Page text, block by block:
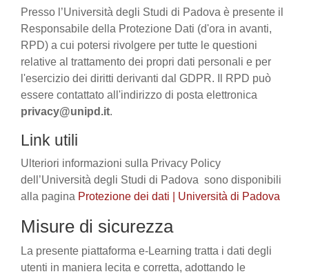
Presso l’Università degli Studi di Padova è presente il
Responsabile della Protezione Dati (d'ora in avanti,
RPD) a cui potersi rivolgere per tutte le questioni
relative al trattamento dei propri dati personali e per
l'esercizio dei diritti derivanti dal GDPR. Il RPD può
essere contattato all'indirizzo di posta elettronica
privacy@unipd.it.
Link utili
Ulteriori informazioni sulla Privacy Policy
dell’Università degli Studi di Padova sono disponibili
alla pagina Protezione dei dati | Università di Padova
Misure di sicurezza
La presente piattaforma e-Learning tratta i dati degli
utenti in maniera lecita e corretta, adottando le